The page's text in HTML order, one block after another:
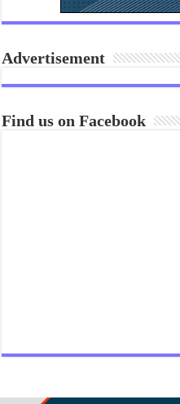
Advertisement
Find us on Facebook